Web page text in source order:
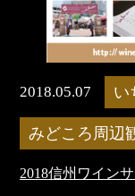
2018.05.07 い
みどころ周辺
2018信州ワイン